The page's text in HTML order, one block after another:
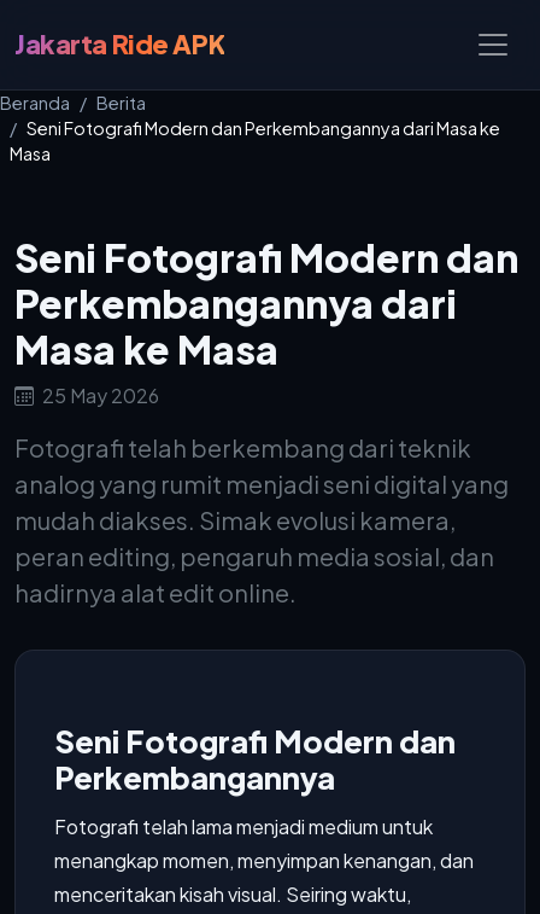
Jakarta Ride APK
Beranda
Berita
Seni Fotografi Modern dan Perkembangannya dari Masa ke
Masa
Seni Fotografi Modern dan
Perkembangannya dari
Masa ke Masa
25 May 2026
Fotografi telah berkembang dari teknik
analog yang rumit menjadi seni digital yang
mudah diakses. Simak evolusi kamera,
peran editing, pengaruh media sosial, dan
hadirnya alat edit online.
Seni Fotografi Modern dan
Perkembangannya
Fotografi telah lama menjadi medium untuk
menangkap momen, menyimpan kenangan, dan
menceritakan kisah visual. Seiring waktu,